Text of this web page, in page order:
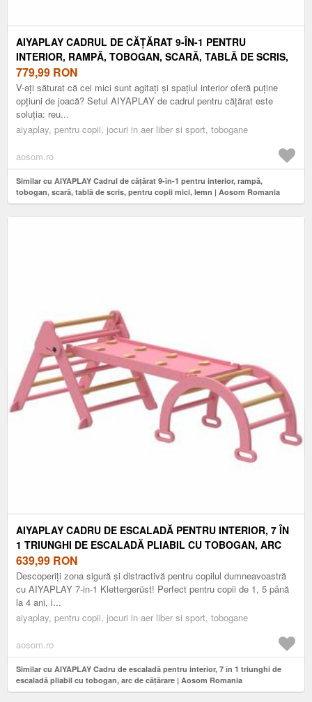
AIYAPLAY CADRUL DE CĂȚĂRAT 9-ÎN-1 PENTRU
INTERIOR, RAMPĂ, TOBOGAN, SCARĂ, TABLĂ DE SCRIS,
PENTRU COPII MICI, LEMN | AOSOM ROMANIA
779,99 RON
V-ați săturat că cei mici sunt agitați și spațiul interior oferă puține
opțiuni de joacă? Setul AIYAPLAY de cadrul pentru cățărat este
soluția: reu...
aiyaplay, pentru copii, jocuri in aer liber si sport, tobogane
aosom.ro
Similar cu AIYAPLAY Cadrul de cățărat 9-în-1 pentru interior, rampă,
tobogan, scară, tablă de scris, pentru copii mici, lemn | Aosom Romania
AIYAPLAY CADRU DE ESCALADĂ PENTRU INTERIOR, 7 ÎN
1 TRIUNGHI DE ESCALADĂ PLIABIL CU TOBOGAN, ARC
DE CĂȚĂRARE | AOSOM ROMANIA
639,99 RON
Descoperiți zona sigură și distractivă pentru copilul dumneavoastră
cu AIYAPLAY 7-in-1 Klettergerüst! Perfect pentru copii de 1, 5 până
la 4 ani, i...
aiyaplay, pentru copii, jocuri in aer liber si sport, tobogane
aosom.ro
Similar cu AIYAPLAY Cadru de escaladă pentru interior, 7 în 1 triunghi de
escaladă pliabil cu tobogan, arc de cățărare | Aosom Romania